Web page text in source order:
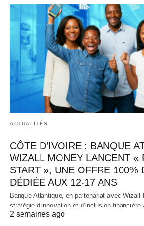
ACTUALITÉS
CÔTE D’IVOIRE : BANQUE
WIZALL MONEY LANCENT «
START », UNE OFFRE 100%
DÉDIÉE AUX 12-17 ANS
Banque Atlantique, en partenariat avec Wizall
stratégie d’innovation et d’inclusion financière
2 semaines ago